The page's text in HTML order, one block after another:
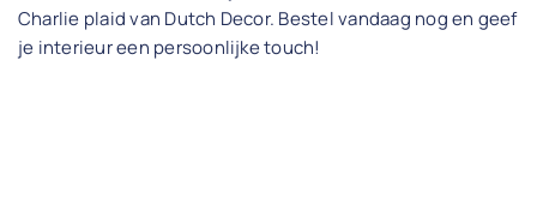
Charlie plaid van Dutch Decor. Bestel vandaag nog en geef
je interieur een persoonlijke touch!